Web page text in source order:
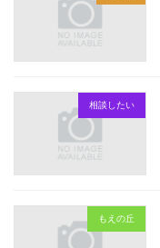
相談したい
もえの丘